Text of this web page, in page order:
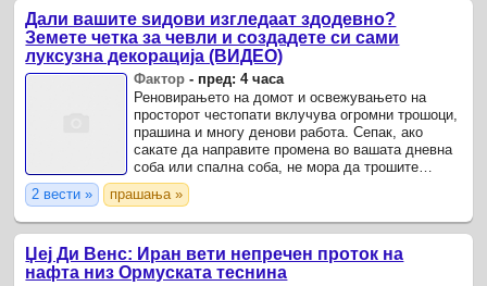
Дали вашите ѕидови изгледаат здодевно?
Земете четка за чевли и создадете си сами
луксузна декорација (ВИДЕО)
Фактор - пред: 4 часа
Реновирањето на домот и освежувањето на
просторот честопати вклучува огромни трошоци,
прашина и многу денови работа. Сепак, ако
сакате да направите промена во вашата дневна
соба или спална соба, не мора да трошите
богатство на скапи декоративни материјали,
тапети или ангажирање ...
2 вести » прашања »
Џеј Ди Венс: Иран вети непречен проток на
нафта низ Ормуската теснина